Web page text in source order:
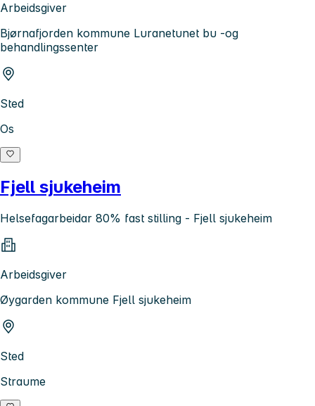
Arbeidsgiver
Bjørnafjorden kommune Luranetunet bu -og
behandlingssenter
Sted
Os
Fjell sjukeheim
Helsefagarbeidar 80% fast stilling - Fjell sjukeheim
Arbeidsgiver
Øygarden kommune Fjell sjukeheim
Sted
Straume